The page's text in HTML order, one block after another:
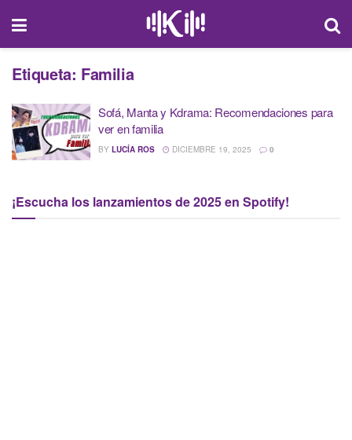
Etiqueta: Familia
Sofá, Manta y Kdrama: Recomendaciones para
ver en familia
BY LUCÍA ROS DICIEMBRE 19, 2025 0
¡Escucha los lanzamientos de 2025 en Spotify!